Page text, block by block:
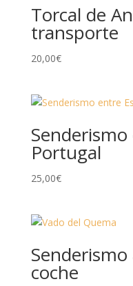
Torcal de
transporte
20,00€
Portugal
25,00€
coche